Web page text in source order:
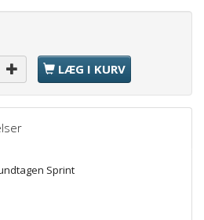
LÆG I KURV
Sprint